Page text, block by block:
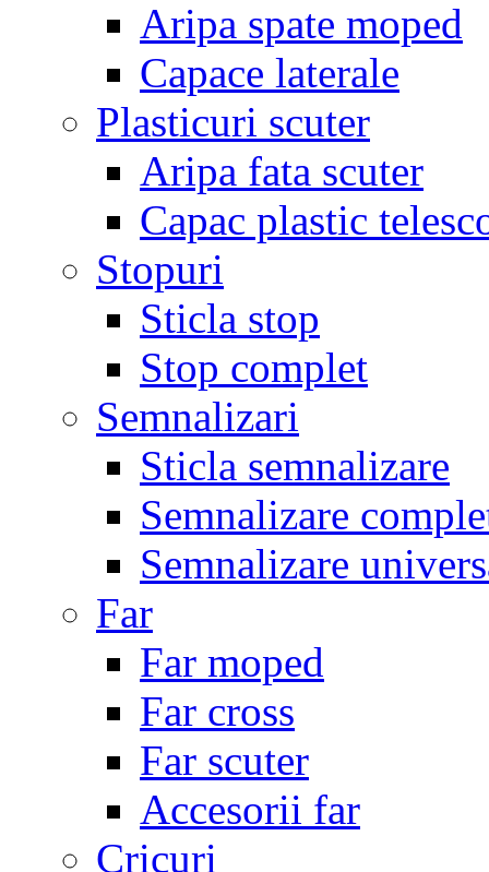
Aripa spate moped
Capace laterale
Plasticuri scuter
Aripa fata scuter
Capac plastic
Stopuri
Sticla stop
Stop complet
Semnalizari
Sticla semnalizare
Semnalizare
Semnalizare
Far
Far moped
Far cross
Far scuter
Accesorii far
Cricuri